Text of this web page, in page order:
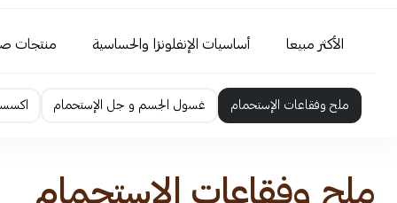
الأكثر مبيعا أساسيات الإنفلونزا والحساسية منتجات
ملح وفقاعات الإستحمام غسول الجسم و جل الإستحمام
ملح وفقاعات الإستحمام